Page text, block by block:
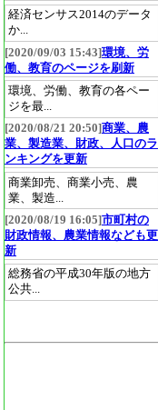
経済センサス2014のデータ
か...
[2020/09/03 15:43]環境、労
働、教育のページを刷新
環境、労働、教育の各ペー
ジを最...
[2020/08/21 20:50]商業、農
業、製造業、財政、人口のラ
ンキングを更新
商業卸売、商業小売、農
業、製造...
[2020/08/19 16:05]市町村の
財政情報、農業情報なども更
新
総務省の平成30年版の地方
公共...